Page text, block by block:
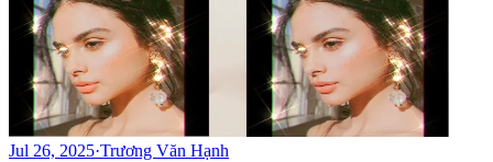
Jul 26, 2025·Trương Văn Hạnh